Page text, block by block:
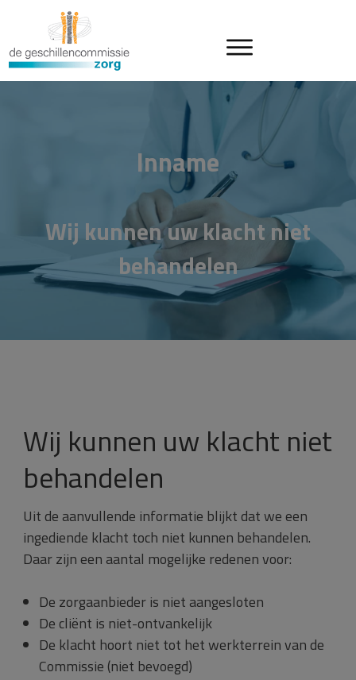
Inname
Wij kunnen uw klacht niet
behandelen
Wij kunnen uw klacht niet
behandelen
Uit de aanvullende informatie blijkt dat we een
ingediende klacht toch niet kunnen behandelen.
Daar zijn een aantal mogelijke redenen voor:
De zorgaanbieder is niet aangesloten
De cliënt is niet-ontvankelijk
De klacht hoort niet tot het werkterrein van de
Commissie (niet bevoegd)